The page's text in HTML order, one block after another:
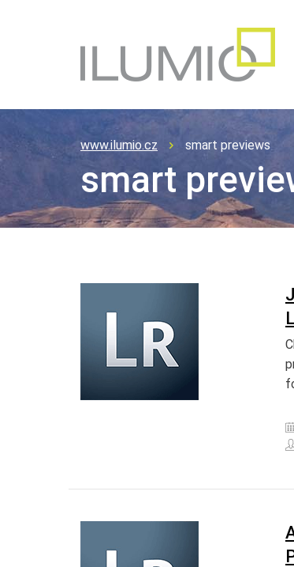
www.ilumio.cz smart previews
smart